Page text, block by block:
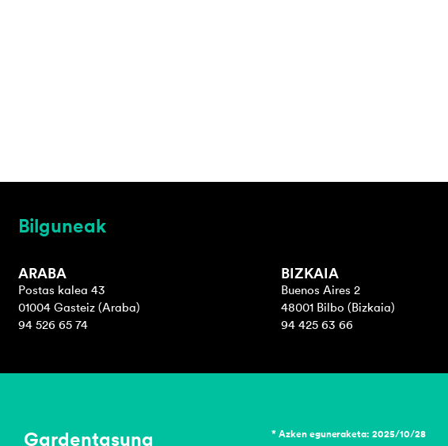
Bilguneak
ARABA
Postas kalea 43
01004 Gasteiz (Araba)
94 526 65 74
BIZKAIA
Buenos Aires 2
48001 Bilbo (Bizkaia)
94 425 63 66
Gardentasuna * Azken eguneraketa: 2025/10/28